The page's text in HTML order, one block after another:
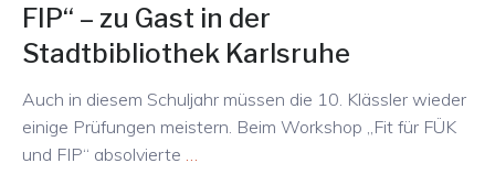
FIP“ – zu Gast in der
Stadtbibliothek Karlsruhe
Auch in diesem Schuljahr müssen die 10. Klässler wieder
einige Prüfungen meistern. Beim Workshop „Fit für FÜK
und FIP“ absolvierte